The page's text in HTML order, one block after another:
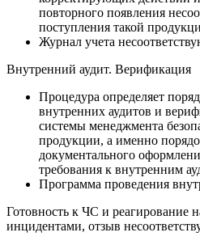
повторного появления
поступления такой
Журнал учета
Внутренний аудит. Верификация
Процедура определяет
внутренних аудитов и
системы менеджмента
продукции, а именно
документального
требования к внутренним
Программа проведения
Готовность к ЧС и реагирование
инцидентами, отзыв